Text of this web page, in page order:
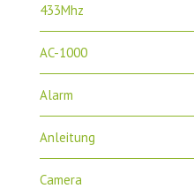
433Mhz
AC-1000
Alarm
Anleitung
Camera